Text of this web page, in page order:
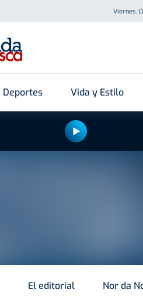
Viernes,
Deportes Vida y Estilo
El editorial Nor da